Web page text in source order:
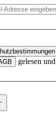
gelesen